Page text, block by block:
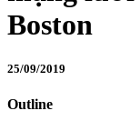
Boston
25/09/2019
Outline